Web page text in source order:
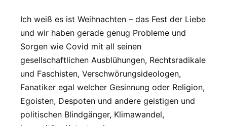
Ich weiß es ist Weihnachten – das Fest der Liebe
und wir haben gerade genug Probleme und
Sorgen wie Covid mit all seinen
gesellschaftlichen Ausblühungen, Rechtsradikale
und Faschisten, Verschwörungsideologen,
Fanatiker egal welcher Gesinnung oder Religion,
Egoisten, Despoten und andere geistigen und
politischen Blindgänger, Klimawandel,